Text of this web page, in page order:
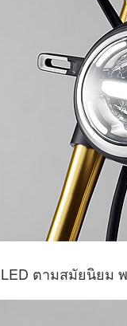
ตามสมัยนิยม